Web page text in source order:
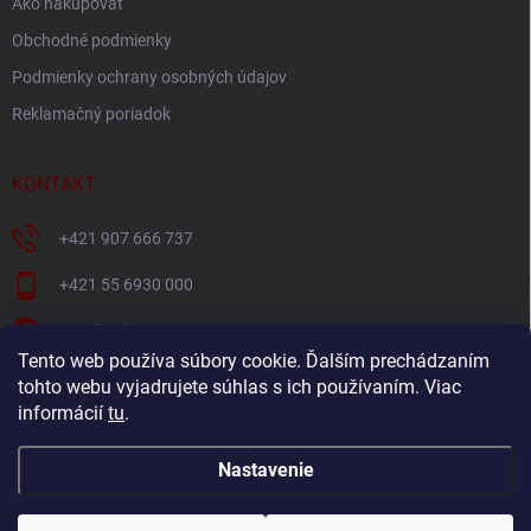
Tento web používa súbory cookie. Ďalším prechádzaním
tohto webu vyjadrujete súhlas s ich používaním. Viac
informácií tu.
Nastavenie
Ako nakupovať
Obchodné podmienky
Podmienky ochrany osobných údajov
Reklamačný poriadok
KONTAKT
+421 907 666 737
+421 55 6930 000
Facebook
+421907666737
Navštívte náš YouTube kanál